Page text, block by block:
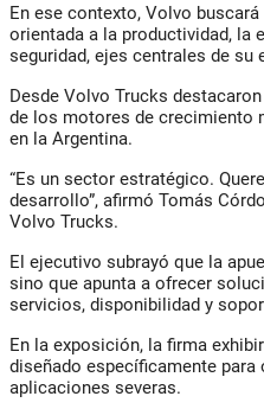
En ese contexto, Volvo
orientada a la productividad, la
seguridad, ejes centrales de su
Desde Volvo Trucks
de los motores de crecimiento
en la Argentina.
“Es un sector estratégico.
desarrollo”, afirmó Tomás
Volvo Trucks.
El ejecutivo subrayó que la
sino que apunta a ofrecer
servicios, disponibilidad y
En la exposición, la firma
diseñado específicamente para
aplicaciones severas.